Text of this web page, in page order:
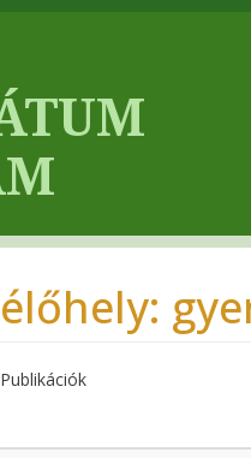
élőhely:
Publikációk